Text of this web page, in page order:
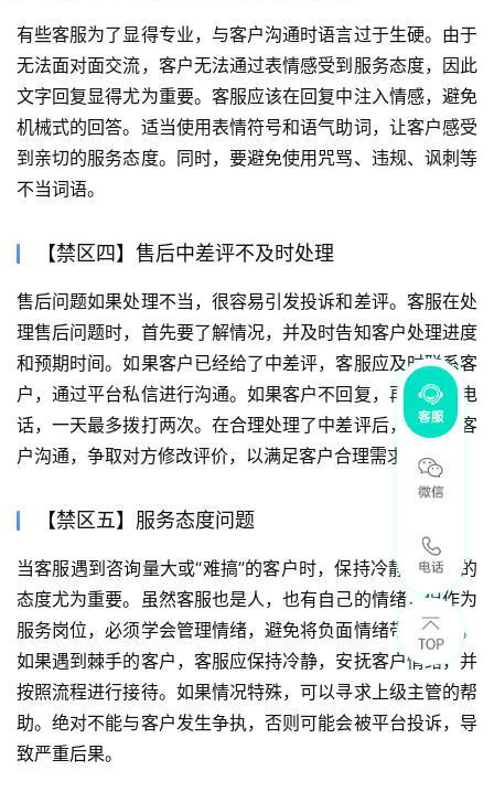
有些客服为了显得专业，与客户沟通时语言过于生硬。由于
无法面对面交流，客户无法通过表情感受到服务态度，因此
文字回复显得尤为重要。客服应该在回复中注入情感，避免
机械式的回答。适当使用表情符号和语气助词，让客户感受
到亲切的服务态度。同时，要避免使用咒骂、违规、讽刺等
不当词语。
【禁区四】售后中差评不及时处理
售后问题如果处理不当，很容易引发投诉和差评。客服在处
理售后问题时，首先要了解情况，并及时告知客户处理进度
和预期时间。如果客户已经给了中差评，客服应及时联系客
户，通过平台私信进行沟通。如果客户不回复，再尝试打电
话，一天最多拨打两次。在合理处理了中差评后，可以与客
户沟通，争取对方修改评价，以满足客户合理需求。
【禁区五】服务态度问题
当客服遇到咨询量大或“难搞”的客户时，保持冷静和专业的
态度尤为重要。虽然客服也是人，也有自己的情绪，但作为
服务岗位，必须学会管理情绪，避免将负面情绪带给客户。
如果遇到棘手的客户，客服应保持冷静，安抚客户情绪，并
按照流程进行接待。如果情况特殊，可以寻求上级主管的帮
助。绝对不能与客户发生争执，否则可能会被平台投诉，导
致严重后果。